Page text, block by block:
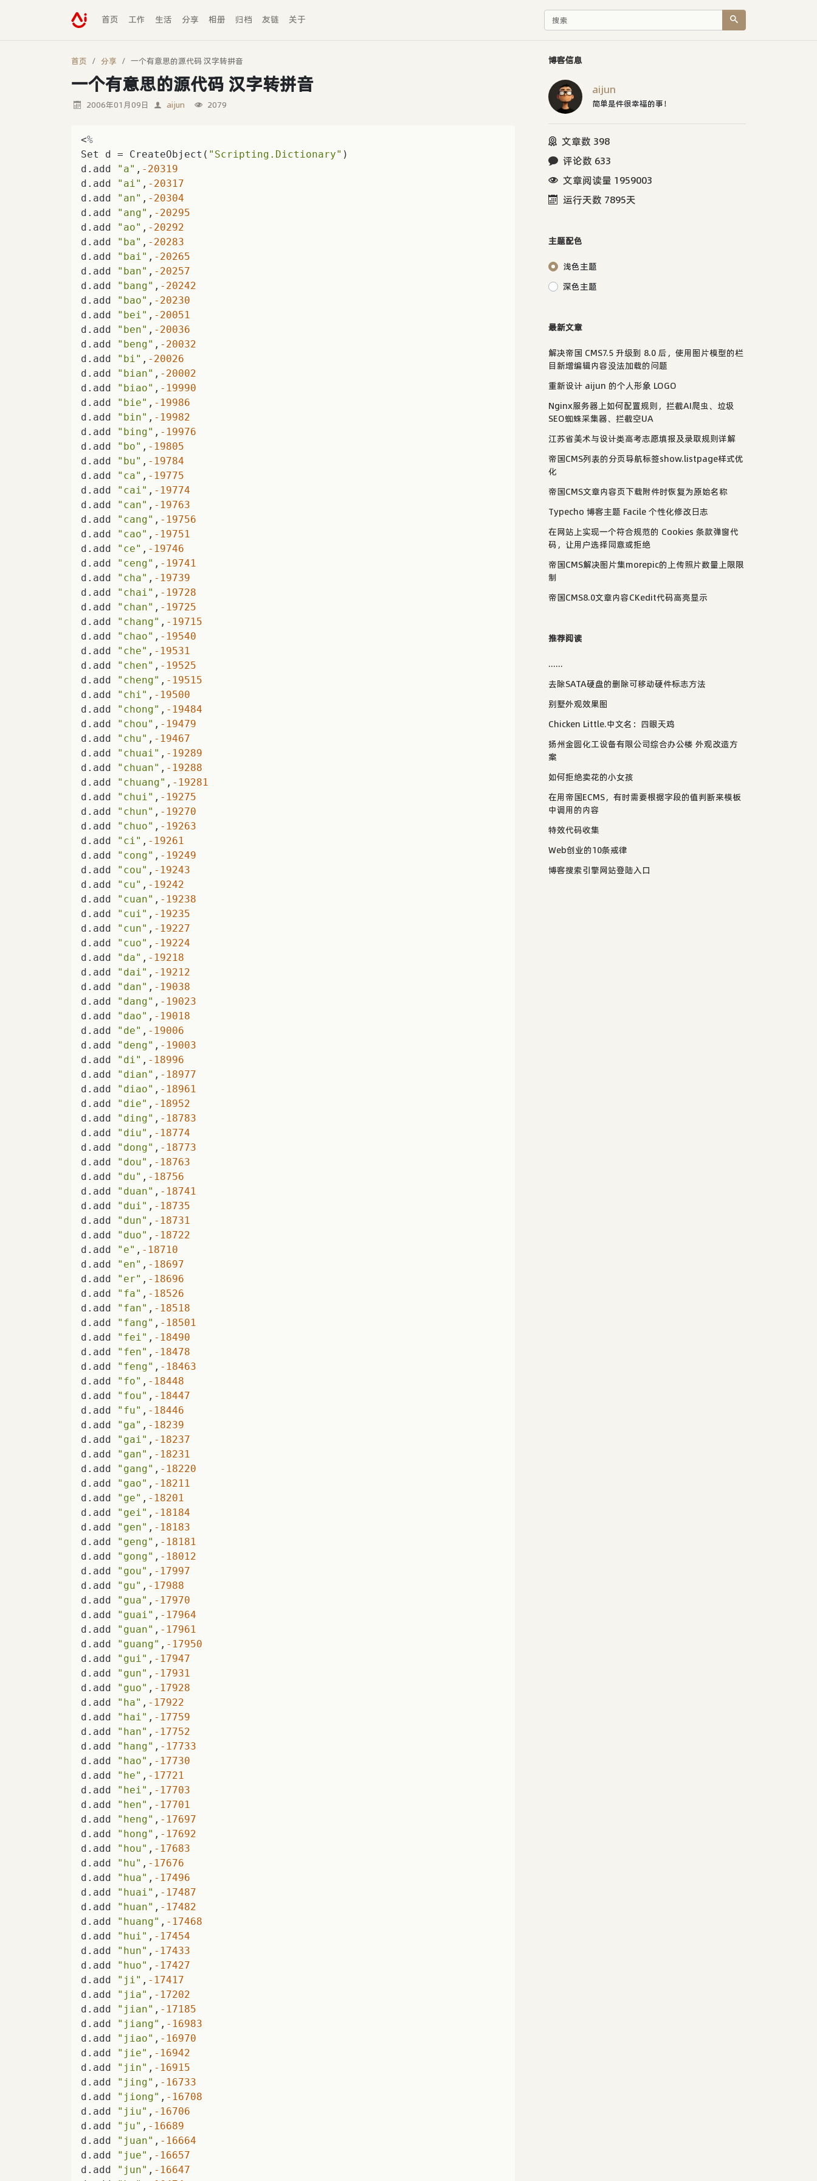
首页 工作 生活 分享 相册 归档 友链 关于
首页 分享 一个有意思的源代码 汉字转拼音
一个有意思的源代码 汉字转拼音
2006年01月09日 aijun 2079
<%
Set d = CreateObject( "Scripting.Dictionary" )
d.add
"a" , -20319
d.add
"ai" , -20317
d.add
"an" , -20304
d.add
"ang" , -20295
d.add
"ao" , -20292
d.add
"ba" , -20283
d.add
"bai" , -20265
d.add
"ban" , -20257
d.add
"bang" , -20242
d.add
"bao" , -20230
d.add
"bei" , -20051
d.add
"ben" , -20036
d.add
"beng" , -20032
d.add
"bi" , -20026
d.add
"bian" , -20002
d.add
"biao" , -19990
d.add
"bie" , -19986
d.add
"bin" , -19982
d.add
"bing" , -19976
d.add
"bo" , -19805
d.add
"bu" , -19784
d.add
"ca" , -19775
d.add
"cai" , -19774
d.add
"can" , -19763
d.add
"cang" , -19756
d.add
"cao" , -19751
d.add
"ce" , -19746
d.add
"ceng" , -19741
d.add
"cha" , -19739
d.add
"chai" , -19728
d.add
"chan" , -19725
d.add
"chang" , -19715
d.add
"chao" , -19540
d.add
"che" , -19531
d.add
"chen" , -19525
d.add
"cheng" , -19515
d.add
"chi" , -19500
d.add
"chong" , -19484
d.add
"chou" , -19479
d.add
"chu" , -19467
d.add
"chuai" , -19289
d.add
"chuan" , -19288
d.add
"chuang" , -19281
d.add
"chui" , -19275
d.add
"chun" , -19270
d.add
"chuo" , -19263
d.add
"ci" , -19261
d.add
"cong" , -19249
d.add
"cou" , -19243
d.add
"cu" , -19242
d.add
"cuan" , -19238
d.add
"cui" , -19235
d.add
"cun" , -19227
d.add
"cuo" , -19224
d.add
"da" , -19218
d.add
"dai" , -19212
d.add
"dan" , -19038
d.add
"dang" , -19023
d.add
"dao" , -19018
d.add
"de" , -19006
d.add
"deng" , -19003
d.add
"di" , -18996
d.add
"dian" , -18977
d.add
"diao" , -18961
d.add
"die" , -18952
d.add
"ding" , -18783
d.add
"diu" , -18774
d.add
"dong" , -18773
d.add
"dou" , -18763
d.add
"du" , -18756
d.add
"duan" , -18741
d.add
"dui" , -18735
d.add
"dun" , -18731
d.add
"duo" , -18722
d.add
"e" , -18710
d.add
"en" , -18697
d.add
"er" , -18696
d.add
"fa" , -18526
d.add
"fan" , -18518
d.add
"fang" , -18501
d.add
"fei" , -18490
d.add
"fen" , -18478
d.add
"feng" , -18463
d.add
"fo" , -18448
d.add
"fou" , -18447
d.add
"fu" , -18446
d.add
"ga" , -18239
d.add
"gai" , -18237
d.add
"gan" , -18231
d.add
"gang" , -18220
d.add
"gao" , -18211
d.add
"ge" , -18201
d.add
"gei" , -18184
d.add
"gen" , -18183
d.add
"geng" , -18181
d.add
"gong" , -18012
d.add
"gou" , -17997
d.add
"gu" , -17988
d.add
"gua" , -17970
d.add
"guai" , -17964
d.add
"guan" , -17961
d.add
"guang" , -17950
d.add
"gui" , -17947
d.add
"gun" , -17931
d.add
"guo" , -17928
d.add
"ha" , -17922
d.add
"hai" , -17759
d.add
"han" , -17752
d.add
"hang" , -17733
d.add
"hao" , -17730
d.add
"he" , -17721
d.add
"hei" , -17703
d.add
"hen" , -17701
d.add
"heng" , -17697
d.add
"hong" , -17692
d.add
"hou" , -17683
d.add
"hu" , -17676
d.add
"hua" , -17496
d.add
"huai" , -17487
d.add
"huan" , -17482
d.add
"huang" , -17468
d.add
"hui" , -17454
d.add
"hun" , -17433
d.add
"huo" , -17427
d.add
"ji" , -17417
d.add
"jia" , -17202
d.add
"jian" , -17185
d.add
"jiang" , -16983
d.add
"jiao" , -16970
d.add
"jie" , -16942
d.add
"jin" , -16915
d.add
"jing" , -16733
d.add
"jiong" , -16708
d.add
"jiu" , -16706
d.add
"ju" , -16689
d.add
"juan" , -16664
d.add
"jue" , -16657
d.add
"jun" , -16647
博客信息
aijun
简单是件很幸福的事！
文章数 398
评论数 633
文章阅读量 1959003
运行天数 7895天
主题配色
浅色主题
深色主题
最新文章
解决帝国 CMS7.5 升级到 8.0 后，使用图片模型的栏
目新增编辑内容没法加载的问题
重新设计 aijun 的个人形象 LOGO
Nginx服务器上如何配置规则，拦截AI爬虫、垃圾
SEO蜘蛛采集器、拦截空UA
江苏省美术与设计类高考志愿填报及录取规则详解
帝国CMS列表的分页导航标签show.listpage样式优
化
帝国CMS文章内容页下载附件时恢复为原始名称
Typecho 博客主题 Facile 个性化修改日志
在网站上实现一个符合规范的 Cookies 条款弹窗代
码，让用户选择同意或拒绝
帝国CMS解决图片集morepic的上传照片数量上限限
制
帝国CMS8.0文章内容CKedit代码高亮显示
推荐阅读
......
去除SATA硬盘的删除可移动硬件标志方法
别墅外观效果图
Chicken Little.中文名：四眼天鸡
扬州金圆化工设备有限公司综合办公楼 外观改造方
案
如何拒绝卖花的小女孩
在用帝国ECMS，有时需要根据字段的值判断来模板
中调用的内容
特效代码收集
Web创业的10条戒律
博客搜索引擎网站登陆入口